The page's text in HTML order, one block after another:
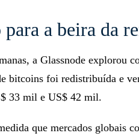
a beira da
a Glassnode explorou
bitcoins foi redistribuída e
33 mil e US$ 42 mil.
que mercados globais